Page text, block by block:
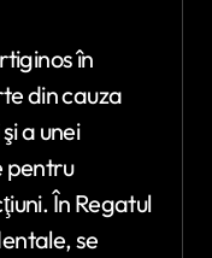
în
din cauza
a unei
pentru
În Regatul
se